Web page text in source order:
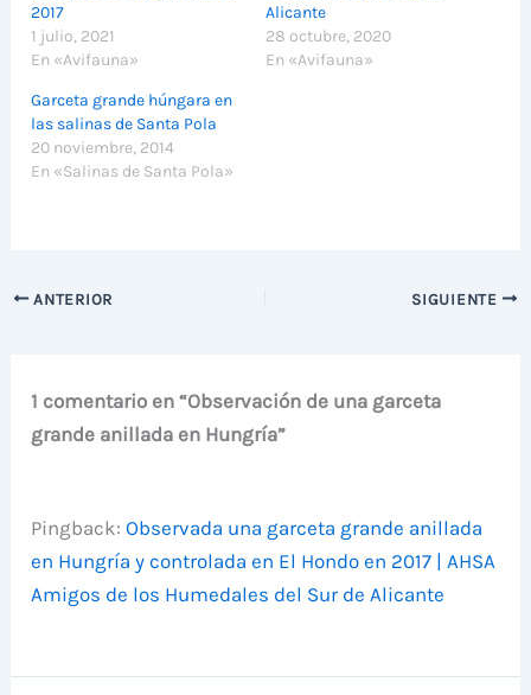
2017
1 julio, 2021
En «Avifauna»
Alicante
28 octubre, 2020
En «Avifauna»
Garceta grande húngara en
las salinas de Santa Pola
20 noviembre, 2014
En «Salinas de Santa Pola»
ANTERIOR SIGUIENTE
1 comentario en “Observación de una garceta
grande anillada en Hungría”
Pingback:Observada una garceta grande anillada
en Hungría y controlada en El Hondo en 2017 | AHSA
Amigos de los Humedales del Sur de Alicante